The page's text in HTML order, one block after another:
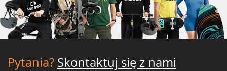
Pytania? Skontaktuj się z nami